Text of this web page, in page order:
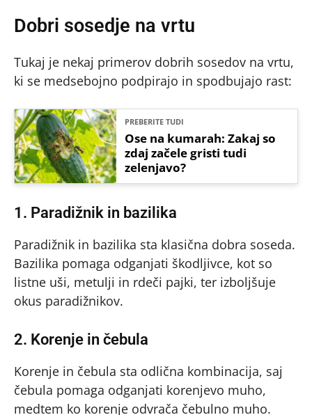
Dobri sosedje na vrtu
Tukaj je nekaj primerov dobrih sosedov na vrtu,
ki se medsebojno podpirajo in spodbujajo rast:
PREBERITE TUDI
Ose na kumarah: Zakaj so
zdaj začele gristi tudi
zelenjavo?
1. Paradižnik in bazilika
Paradižnik in bazilika sta klasična dobra soseda.
Bazilika pomaga odganjati škodljivce, kot so
listne uši, metulji in rdeči pajki, ter izboljšuje
okus paradižnikov.
2. Korenje in čebula
Korenje in čebula sta odlična kombinacija, saj
čebula pomaga odganjati korenjevo muho,
medtem ko korenje odvrača čebulno muho.